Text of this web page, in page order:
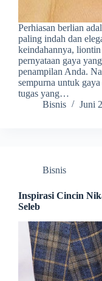
Perhiasan berlian
paling indah dan
keindahannya,
pernyataan gaya
penampilan Anda.
sempurna untuk
tugas yang…
Bisnis
Juni
Bisnis
Inspirasi Cincin
Seleb